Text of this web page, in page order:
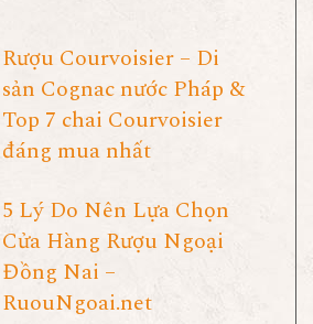
Rượu Courvoisier – Di
sản Cognac nước Pháp &
Top 7 chai Courvoisier
đáng mua nhất
5 Lý Do Nên Lựa Chọn
Cửa Hàng Rượu Ngoại
Đồng Nai –
RuouNgoai.net